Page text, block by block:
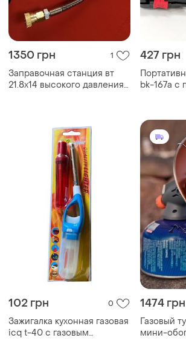
1350 грн 1
Заправочная станция вт
21.8х14 высокого давления
427 грн
bk-167a с
102 грн 0
Зажигалка кухонная газовая
icq t-40 с газовым
1474 грн
Газовый
мини-